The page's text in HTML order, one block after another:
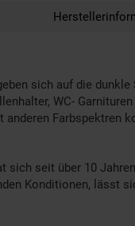
sich auf die
WC-
Farbspektren
seit über 10
Konditionen, lässt